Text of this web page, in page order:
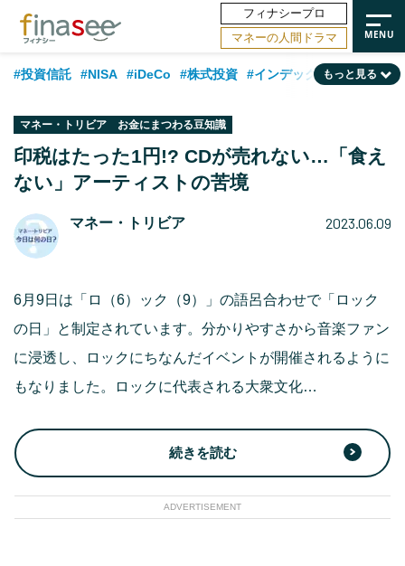
フィナシープロ
マネーの人間ドラマ
#投資信託 #NISA #iDeCo #株式投資 #インデックスファンド
#ランキング #日本株 #公的年金 #40代 #トレンド
#フィナンシャル・ウェルビーイング #企業型DC
#老後 #データ・調査 #金融用語解説
もっと見る
マネー・トリビア お金にまつわる豆知識
印税はたった1円!? CDが売れない…「食え
ない」アーティストの苦境
マネー・トリビア 2023.06.09
6月9日は「ロ（6）ック（9）」の語呂合わせで「ロック
の日」と制定されています。分かりやすさから音楽ファン
に浸透し、ロックにちなんだイベントが開催されるように
もなりました。ロックに代表される大衆文化…
続きを読む
ADVERTISEMENT